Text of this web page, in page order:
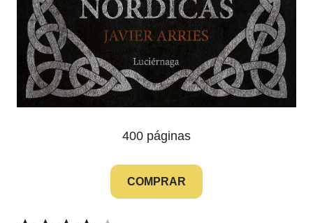
400 páginas
COMPRAR
⭐⭐⭐⭐